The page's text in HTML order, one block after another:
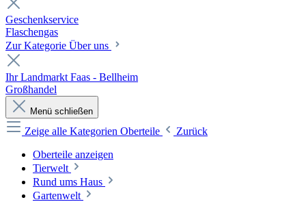
Geschenkservice
Flaschengas
Zur Kategorie Über uns
Ihr Landmarkt Faas - Bellheim
Großhandel
Menü schließen
Zeige alle Kategorien Oberteile
Zurück
Oberteile anzeigen
Tierwelt
Rund ums Haus
Gartenwelt